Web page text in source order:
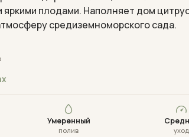
плодами. Наполняет дом
средиземноморского сада.
Умеренный
полив уход